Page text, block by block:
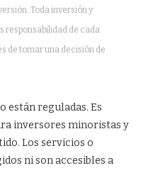
Toda inversión y
responsabilidad de cada
de tomar una decisión de
están reguladas. Es
inversores minoristas y
Los servicios o
ni son accesibles a